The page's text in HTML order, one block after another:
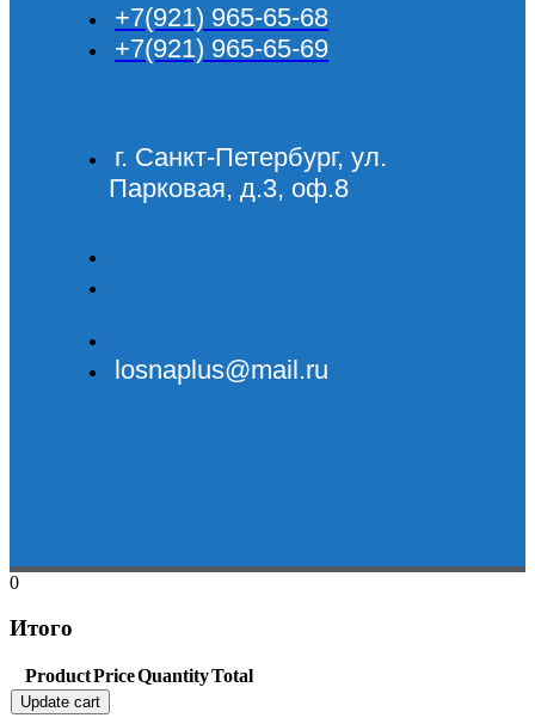
+7(921) 965-65-68
+7(921) 965-65-69
г. Санкт-Петербург, ул.
Парковая, д.3, оф.8
losnaplus@mail.ru
0
Итого
ProductPriceQuantityTotal
Update cart